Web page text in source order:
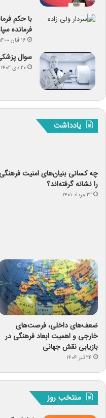
با حکم
فرمانده
۱۶ آبان ۱۴۰۰
سوال
۲۰ دی ۱۴۰۲
یادداشت
چه کسانی بنیان‌های امنیت فرهنگی
را نشانه گرفته‌اند؟
۲۲ مرداد ۱۴۰۱
ضعف‌های داخلی، فرصت‌های
خارجی و اهمیت ابعاد فرهنگی در
بازیابی نقش جهانی
۲۴ تیر ۱۴۰۴
منتخب روز